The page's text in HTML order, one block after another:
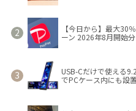
【今日から】最大30
ーン 2026年8月開始分
USB-Cだけで使える
でPCケース内にも設